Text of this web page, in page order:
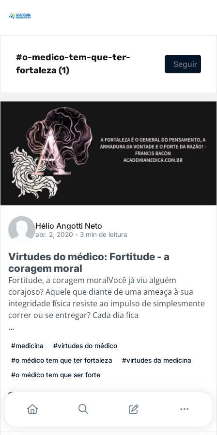
#o-medico-tem-que-ter-
fortaleza (1)
Seguir
Hélio Angotti Neto
abr. 2, 2020 - 3 min de leitura
Virtudes do médico: Fortitude - a
coragem moral
Fortitude, a coragem moralVocê já viu alguém
corajoso? Aquele que diante de uma ameaça à sua
integridade física resiste ao impulso de simplesmente
correr ou se entregar? Cada dia fica
...
#medicina
#virtudes do médico
#o médico tem que ter fortaleza
#virtudes da medicina
#o médico tem que ser forte